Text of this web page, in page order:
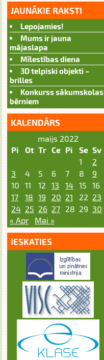
JAUNĀKIE RAKSTI
Lepojamies!
Mums ir jauna
mājaslapa
Mīlestības diena
3D telpiski objekti –
brilles
Konkurss sākumskolas
bērniem
KALENDĀRS
maijs 2022
Pi
Ot Tr Ce Pi Se Sv
1
2
3
4 5 6 7 8
9
10
11 12 13 14 15
16
17
18 19 20 21 22 23
24 25 26 27 28 29 30
« Apr
Mai »
IESKATIES